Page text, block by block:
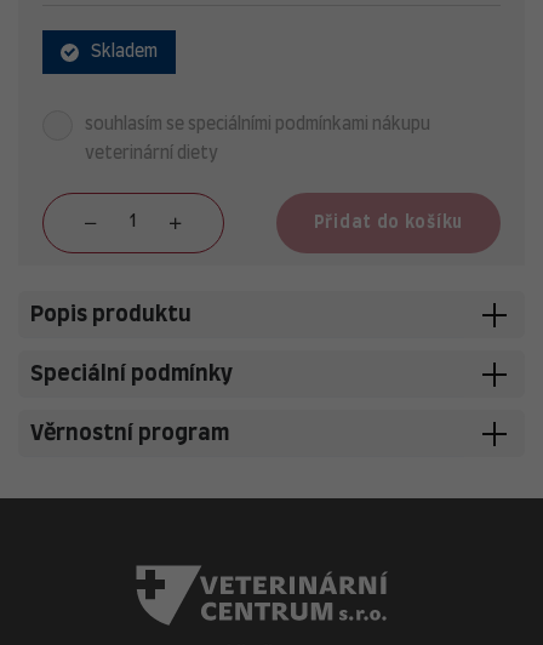
Skladem
souhlasím se speciálními podmínkami nákupu
veterinární diety
Přidat do košíku
Popis produktu
Speciální podmínky
Věrnostní program